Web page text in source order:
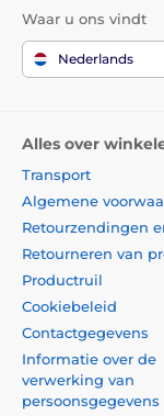
*Afbeeldingen
Applicatie
van gehard glas
is het
van uw
Perfecte
In tegenstelling
met adhesieve
over het gehele
garandeert. Er
het
Waar u ons vindt
Nederlands
Alles over
Transport
Algemene
Retourzendingen
Retourneren van
Productruil
Cookiebeleid
Contactgegevens
Informatie over de
verwerking van
persoonsgegevens